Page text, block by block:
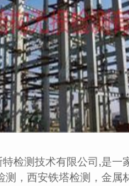
检测技术有限公司,是一
测，西安铁塔检测，金属